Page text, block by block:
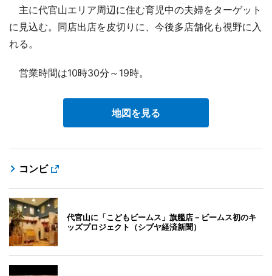
主に代官山エリア周辺に住む育児中の夫婦をターゲット
に見込む。同店出店を皮切りに、今後多店舗化も視野に入
れる。
営業時間は10時30分～19時。
地図を見る
コンビ
代官山に「こどもビームス」旗艦店－ビームス初のキ
ッズプロジェクト（シブヤ経済新聞）